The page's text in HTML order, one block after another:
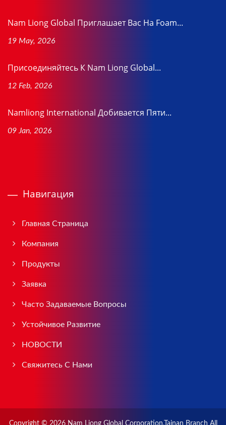
Nam Liong Global Приглашает Вас На Foam...
19 May, 2026
Присоединяйтесь К Nam Liong Global...
12 Feb, 2026
Namliong International Добивается Пяти...
09 Jan, 2026
Навигация
Главная Страница
Компания
Продукты
Заявка
Часто Задаваемые Вопросы
Устойчивое Развитие
НОВОСТИ
Свяжитесь С Нами